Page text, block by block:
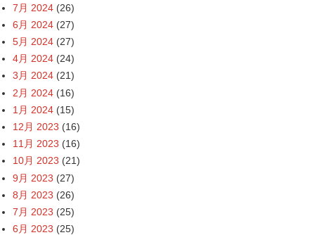
7月 2024 (26)
6月 2024 (27)
5月 2024 (27)
4月 2024 (24)
3月 2024 (21)
2月 2024 (16)
1月 2024 (15)
12月 2023 (16)
11月 2023 (16)
10月 2023 (21)
9月 2023 (27)
8月 2023 (26)
7月 2023 (25)
6月 2023 (25)